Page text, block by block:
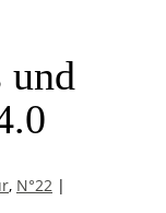
und
, N°22 |